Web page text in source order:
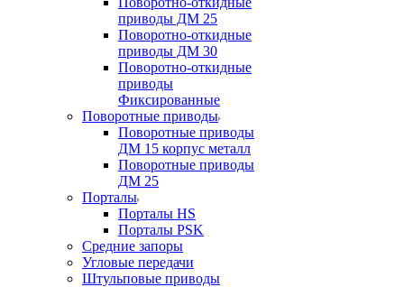
приводы ДМ 25
Поворотно-откидные
приводы ДМ 30
Поворотно-откидные
приводы
Фиксированные
Поворотные приводы
Поворотные приводы
ДМ 15 корпус металл
Поворотные приводы
ДМ 25
Порталы
Порталы HS
Порталы PSK
Средние запоры
Угловые передачи
Штульповые приводы